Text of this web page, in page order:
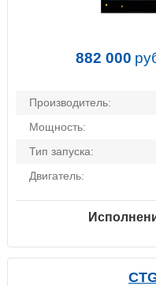
882 000
Производитель:
Мощность:
Тип запуска:
Двигатель: